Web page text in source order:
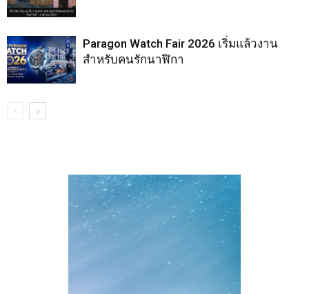
Paragon Watch Fair 2026 เริ่มแล้วงาน
สำหรับคนรักนาฬิกา